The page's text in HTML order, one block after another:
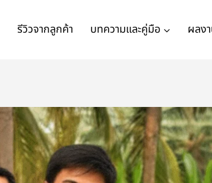
รีวิวจากลูกค้า บทความและคู่มือ ผลง